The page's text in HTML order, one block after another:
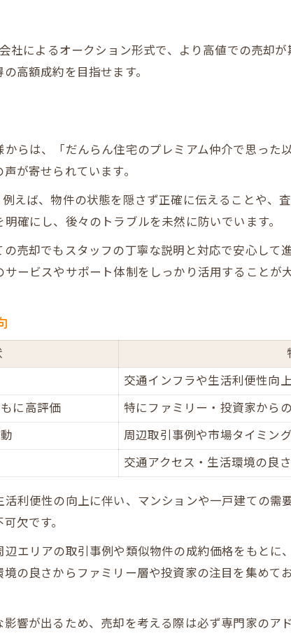
客力を高めるオリジナル図面の活用法
オリジナル図面が不動産売却に与える集客効果
VR室内写真と図面の組み合わせ活用術
不動産売却を有利にする図面デザイン事例
社によるオークション形式で、より高値での売却
高額成約を目指せます。
らは、「だんらん住宅のプレミアム仲介で思った
が寄せられています。
えば、物件の状態を隠さず正確に伝えることや、
確にし、後々のトラブルを未然に防いでいます。
売却でもスタッフの丁寧な説明と対応で安心して
ービスやサポート体制をしっかり活用することが
交通インフラや生活利便性向
に高評価
特にファミリー・投資家から
周辺取引事例や市場タイミン
交通アクセス・生活環境の良
利便性の向上に伴い、マンションや一戸建ての需
欠です。
エリアの取引事例や類似物件の成約価格をもとに
の良さからファミリー層や投資家の注目を集め
響が出るため、売却を考える際は必ず専門家のア